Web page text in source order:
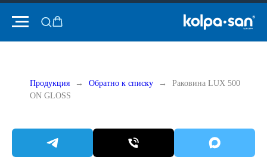
Продукция Обратно к списку
Раковина LUX 500
ON GLOSS